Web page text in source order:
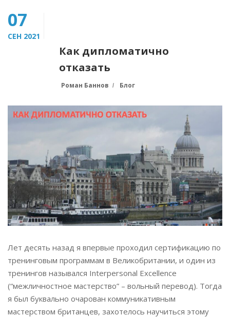
07
СЕН 2021
Как дипломатично
отказать
Роман Баннов Блог
Лет десять назад я впервые проходил сертификацию по
тренинговым программам в Великобритании, и один из
тренингов назывался Interpersonal Excellence
(“межличностное мастерство” – вольный перевод). Тогда
я был буквально очарован коммуникативным
мастерством британцев, захотелось научиться этому